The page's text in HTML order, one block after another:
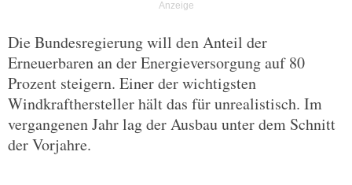
Die Bundesregierung will den Anteil der
Erneuerbaren an der Energieversorgung auf 80
Prozent steigern. Einer der wichtigsten
Windkrafthersteller hält das für unrealistisch. Im
vergangenen Jahr lag der Ausbau unter dem Schnitt
der Vorjahre.